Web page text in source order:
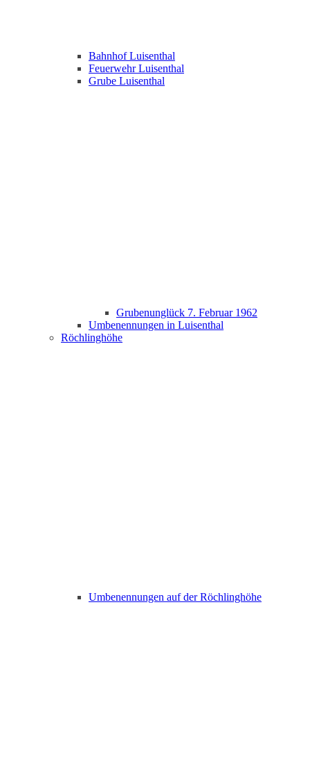
Bahnhof Luisenthal
Feuerwehr Luisenthal
Grube Luisenthal
Grubenunglück 7. Februar 1962
Umbenennungen in Luisenthal
Röchlinghöhe
Umbenennungen auf der Röchlinghöhe